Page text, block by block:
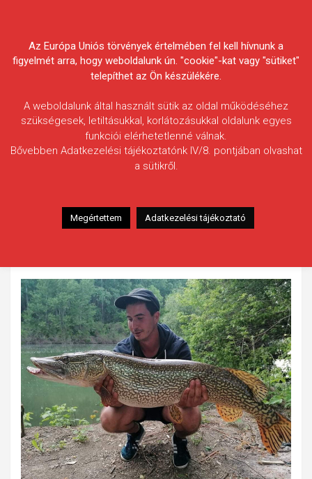
Egyesületek Szövetsége
Mazán Nándor
Halfaj: Csuka
Fogott hal adatai: 8,9 kg
Az Európa Uniós törvények értelmében fel kell hívnunk a
figyelmét arra, hogy weboldalunk ún. "cookie"-kat vagy "sütiket"
telepíthet az Ön készülékére.
A weboldalunk által használt sütik az oldal működéséhez
szükségesek, letiltásukkal, korlátozásukkal oldalunk egyes
funkciói elérhetetlenné válnak.
Bővebben Adatkezelési tájékoztatónk IV/8. pontjában olvashat
a sütikről.
Megértettem Adatkezelési tájékoztató